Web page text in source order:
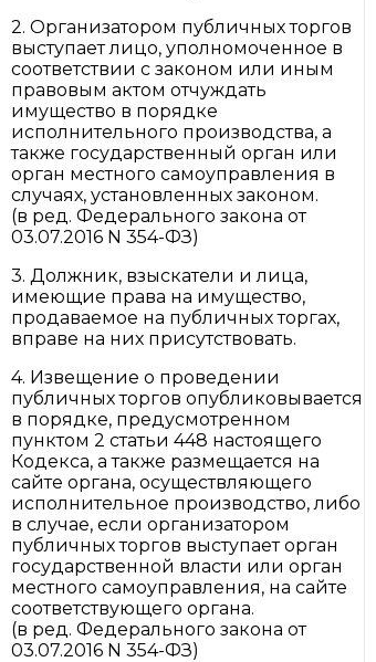
2. Организатором публичных торгов
выступает лицо, уполномоченное в
соответствии с законом или иным
правовым актом отчуждать
имущество в порядке
исполнительного производства, а
также государственный орган или
орган местного самоуправления в
случаях, установленных законом.
(в ред. Федерального закона от
03.07.2016 N 354-ФЗ)
3. Должник, взыскатели и лица,
имеющие права на имущество,
продаваемое на публичных торгах,
вправе на них присутствовать.
4. Извещение о проведении
публичных торгов опубликовывается
в порядке, предусмотренном
пунктом 2 статьи 448 настоящего
Кодекса, а также размещается на
сайте органа, осуществляющего
исполнительное производство, либо
в случае, если организатором
публичных торгов выступает орган
государственной власти или орган
местного самоуправления, на сайте
соответствующего органа.
(в ред. Федерального закона от
03.07.2016 N 354-ФЗ)